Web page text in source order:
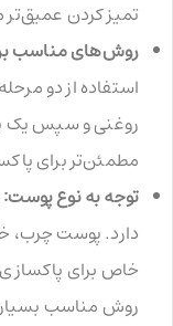
تمیز کردن
روش‌های مناسب
استفاده از دو
روغنی و سپس یک
مطمئن‌تر برای
توجه به نوع پوست:
دارد. پوست چرب،
خاص برای
روش مناسب